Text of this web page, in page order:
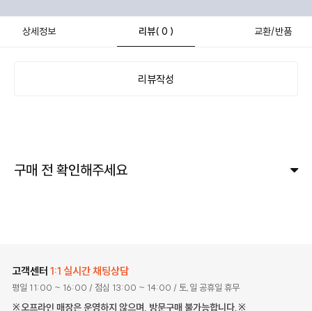
상세정보 리뷰( 0 ) 교환/반품
리뷰작성
구매 전 확인해주세요
고객센터 1:1 실시간 채팅상담
평일 11:00 ~ 16:00 / 점심 13:00 ~ 14:00 / 토,일 공휴일 휴무
※오프라인 매장은 운영하지 않으며, 방문구매 불가능합니다.※